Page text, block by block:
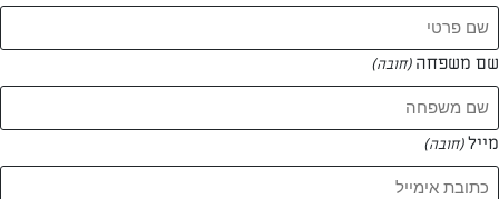
המתכונים של
0 מתכונים
המאמרים של קלברס אלה
שם משפחה (חובה)
מייל(חובה)